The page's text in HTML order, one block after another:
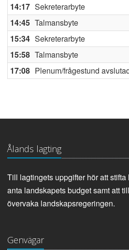
14:17 Sekreterarbyte
14:45 Talmansbyte
15:34 Sekreterarbyte
15:58 Talmansbyte
17:08 Plenum/frågestund
Ålands lagting
Till lagtingets uppgifter hör att stifta
anta landskapets budget samt att
övervaka landskapsregeringen.
Genvägar